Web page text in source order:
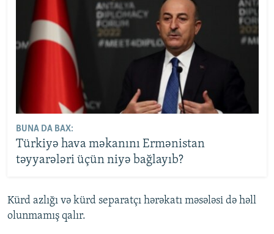
BUNA DA BAX:
Türkiyə hava məkanını Ermənistan
təyyarələri üçün niyə bağlayıb?
Kürd azlığı və kürd separatçı hərəkatı məsələsi də həll
olunmamış qalır.